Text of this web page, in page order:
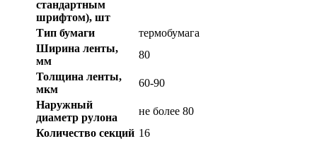
стандартным
шрифтом), шт
Тип бумаги
термобумага
Ширина ленты,
мм
80
Толщина ленты,
мкм
60-90
Наружный
диаметр рулона
не более 80
Количество секций 16